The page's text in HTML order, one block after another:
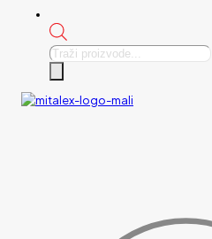
Products